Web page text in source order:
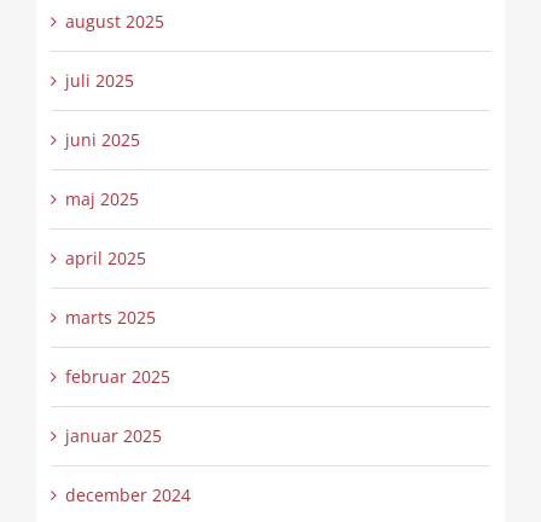
august 2025
juli 2025
juni 2025
maj 2025
april 2025
marts 2025
februar 2025
januar 2025
december 2024